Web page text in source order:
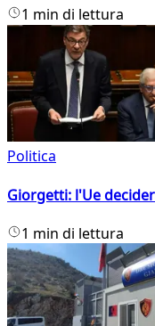
1 min di lettura
Politica
Giorgetti: l'Ue
1 min di lettura